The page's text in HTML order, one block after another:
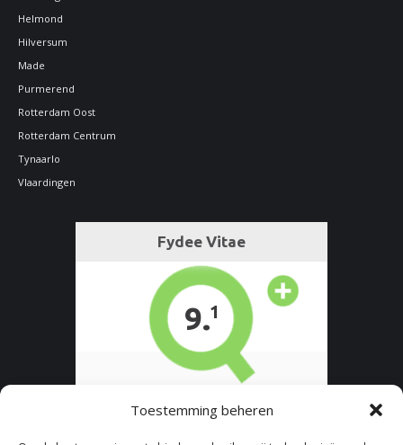
Toestemming beheren
Helmond
Hilversum
Made
Purmerend
Rotterdam Oost
Rotterdam Centrum
Tynaarlo
Vlaardingen